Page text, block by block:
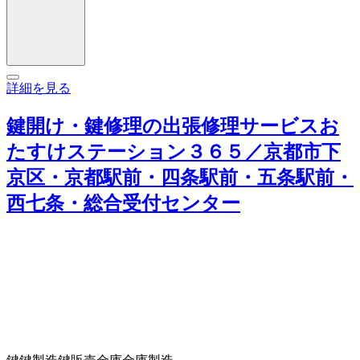
詳細を見る
鍵開け・鍵修理の出張修理サービスお
たすけステーション３６５／京都市下
京区・京都駅前・四条駅前・五条駅前・
西七条・総合受付センター